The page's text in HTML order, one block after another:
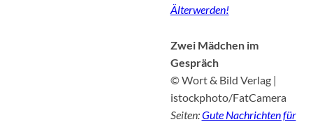
Älterwerden!
Zwei Mädchen im
Gespräch
© Wort & Bild Verlag |
istockphoto/FatCamera
Seiten:Gute Nachrichten für